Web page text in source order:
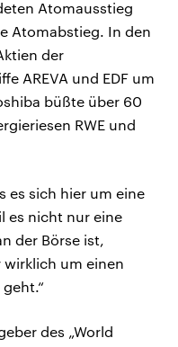
Atomausstieg
Atomabstieg. In den
der
AREVA und EDF um
büßte über 60
RWE und
es sich hier um eine
es nicht nur eine
der Börse ist,
wirklich um einen
des „World